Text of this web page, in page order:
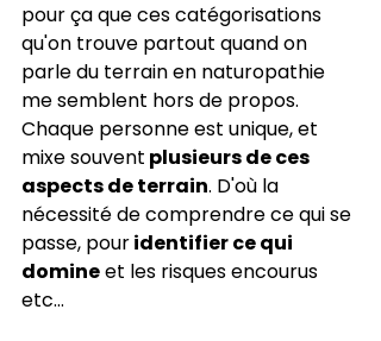
pour ça que ces catégorisations
qu'on trouve partout quand on
parle du terrain en naturopathie
me semblent hors de propos.
Chaque personne est unique, et
mixe souvent plusieurs de ces
aspects de terrain. D'où la
nécessité de comprendre ce qui se
passe, pour identifier ce qui
domine et les risques encourus
etc...